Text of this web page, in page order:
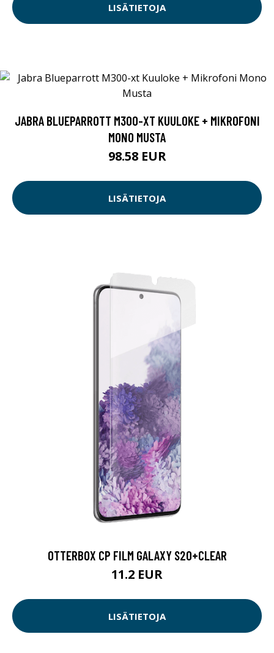
LISÄTIETOJA
JABRA BLUEPARROTT M300-XT KUULOKE + MIKROFONI
MONO MUSTA
98.58 EUR
LISÄTIETOJA
OTTERBOX CP FILM GALAXY S20+CLEAR
11.2 EUR
LISÄTIETOJA